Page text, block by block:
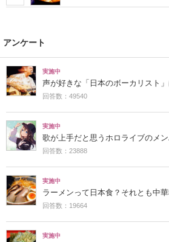
アンケート
実施中
声が好きな「日本のボーカリスト」
回答数：49540
実施中
歌が上手だと思うホロライブのメン
回答数：23888
実施中
ラーメンって日本食？それとも中華
回答数：19664
実施中